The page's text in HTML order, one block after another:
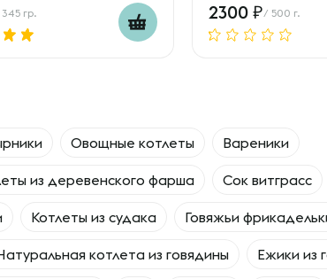
гр. 2300 / 500 г.
Овощные котлеты Вареники
из деревенского фарша Сок витграсс
Котлеты из судака Говяжьи
котлета из говядины Ежики из